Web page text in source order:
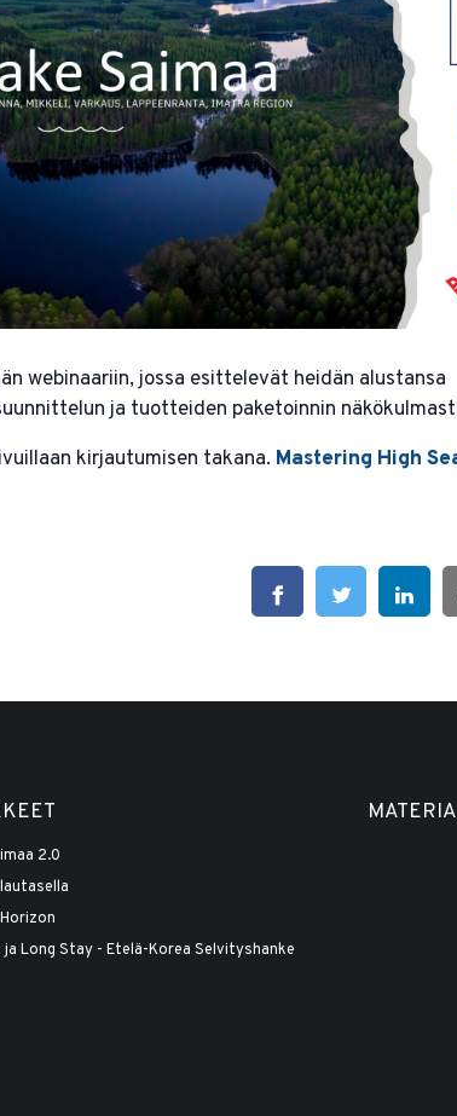
webinaariin, jossa esittelevät heidän alustansa
ja tuotteiden paketoinnin
kirjautumisen takana. Mastering High
2.0
ja Long Stay - Etelä-Korea Selvityshanke